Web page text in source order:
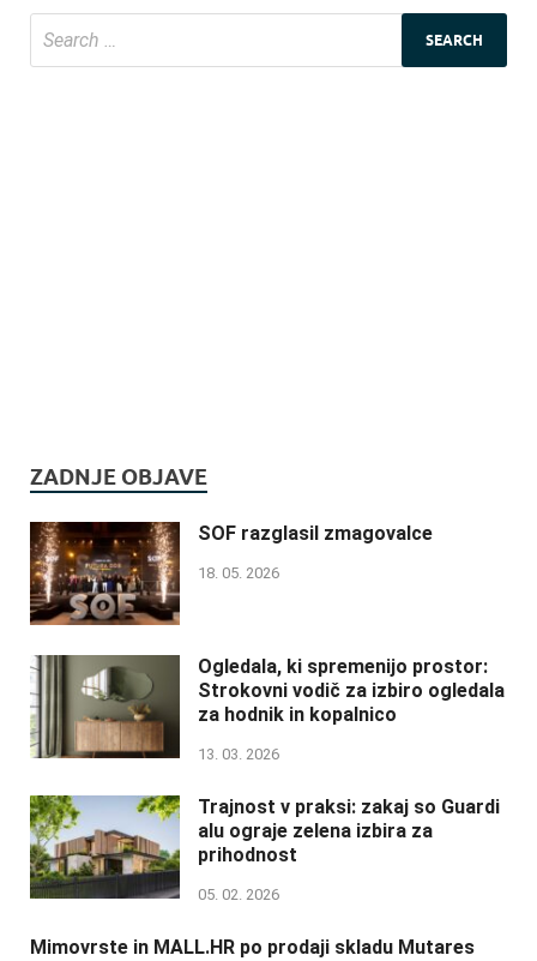
ZADNJE OBJAVE
SOF razglasil zmagovalce
18. 05. 2026
Ogledala, ki spremenijo prostor:
Strokovni vodič za izbiro ogledala
za hodnik in kopalnico
13. 03. 2026
Trajnost v praksi: zakaj so Guardi
alu ograje zelena izbira za
prihodnost
05. 02. 2026
Mimovrste in MALL.HR po prodaji skladu Mutares